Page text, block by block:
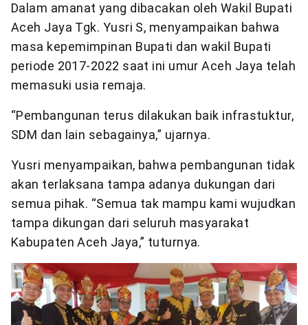
Dalam amanat yang dibacakan oleh Wakil Bupati
Aceh Jaya Tgk. Yusri S, menyampaikan bahwa
masa kepemimpinan Bupati dan wakil Bupati
periode 2017-2022 saat ini umur Aceh Jaya telah
memasuki usia remaja.
“Pembangunan terus dilakukan baik infrastuktur,
SDM dan lain sebagainya,” ujarnya.
Yusri menyampaikan, bahwa pembangunan tidak
akan terlaksana tampa adanya dukungan dari
semua pihak. “Semua tak mampu kami wujudkan
tampa dikungan dari seluruh masyarakat
Kabupaten Aceh Jaya,” tuturnya.